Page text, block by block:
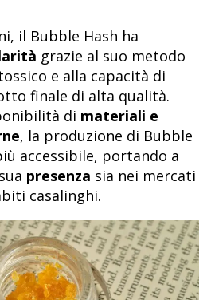
il Bubble Hash ha
grazie al suo metodo
e alla capacità di
finale di alta qualità.
di materiali e
, la produzione di Bubble
accessibile, portando a
presenza sia nei mercati
casalinghi.